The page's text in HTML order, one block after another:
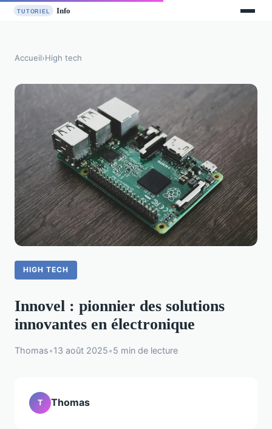
Accueil›High tech
HIGH TECH
Innovel : pionnier des solutions
innovantes en électronique
Thomas•13 août 2025•5 min de lecture
T Thomas